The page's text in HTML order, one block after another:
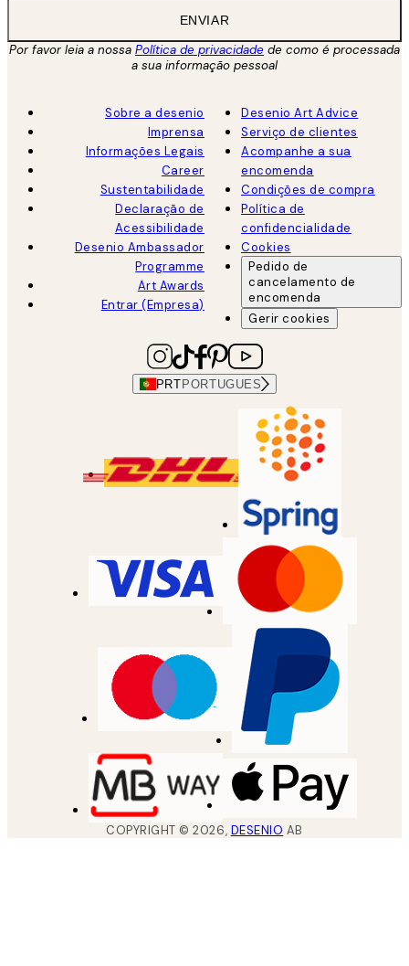
ENVIAR
Por favor leia a nossa Política de privacidade de como é processada
a sua informação pessoal
Sobre a desenio
Imprensa
Informações Legais
Career
Sustentabilidade
Declaração de
Acessibilidade
Desenio Ambassador
Programme
Art Awards
Entrar (Empresa)
Desenio Art Advice
Serviço de clientes
Acompanhe a sua
encomenda
Condições de compra
Política de
confidencialidade
Cookies
Pedido de
cancelamento de
encomenda
Gerir cookies
PRT PORTUGUES
COPYRIGHT ©2026, DESENIO AB